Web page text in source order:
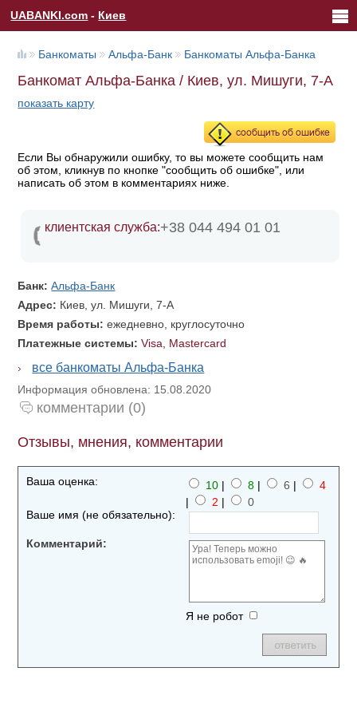
UABANKI.com - Киев
Банкоматы Альфа-Банк Банкоматы Альфа-Банка
Банкомат Альфа-Банка / Киев, ул. Мишуги, 7-А
показать карту
Если Вы обнаружили ошибку, то вы можете сообщить нам
об этом, кликнув по кнопке "сообщить об ошибке", или
написать об этом в комментариях ниже.
клиентская служба:+38 044 494 01 01
Банк:Альфа-Банк
Адрес: Киев, ул. Мишуги, 7-А
Время работы:ежедневно, круглосуточно
Платежные системы:Visa, Mastercard
все банкоматы Альфа-Банка
Информация обновлена: 15.08.2020
комментарии (0)
Отзывы, мнения, комментарии
Ваша оценка: 10 | 8 | 6 |
4
|
2 |
0
Ваше имя (не обязательно):
Комментарий:
Я не робот